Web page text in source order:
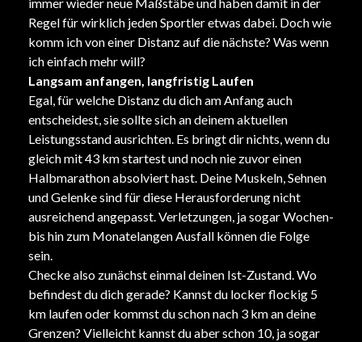
Regel für wirklich jeden Sportler etwas dabei. Doch wie
komm ich von einer Distanz auf die nächste? Was wenn
ich einfach mehr will?
Langsam anfangen, langfristig Laufen
Egal, für welche Distanz du dich am Anfang auch
entscheidest, sie sollte sich an deinem aktuellen
Leistungsstand ausrichten. Es bringt dir nichts, wenn du
gleich mit 43 km startest und noch nie zuvor einen
Halbmarathon absolviert hast. Deine Muskeln, Sehnen
und Gelenke sind für diese Herausforderung nicht
ausreichend angepasst. Verletzungen, ja sogar Wochen-
bis hin zum Monatelangen Ausfall können die Folge
sein.
Checke also zunächst einmal deinen Ist-Zustand. Wo
befindest du dich gerade? Kannst du locker flockig 5
km laufen oder kommst du schon nach 3 km an deine
Grenzen? Vielleicht kannst du aber schon 10, ja sogar